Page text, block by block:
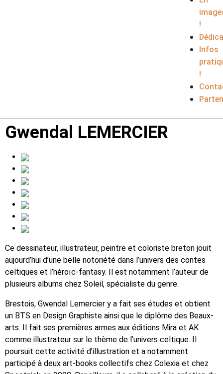
!
Infos
!
Gwendal LEMERCIER
Ce dessinateur, illustrateur, peintre et coloriste breton jouit
aujourd’hui d’une belle notoriété dans l’univers des contes
celtiques et l’héroïc-fantasy. Il est notamment l’auteur de
plusieurs albums chez Soleil, spécialiste du genre.
Brestois, Gwendal Lemercier y a fait ses études et obtient
un BTS en Design Graphiste ainsi que le diplôme des Beaux-
arts. Il fait ses premières armes aux éditions Mira et AK
comme illustrateur sur le thème de l’univers celtique. Il
poursuit cette activité d’illustration et a notamment
participé à deux art-books collectifs chez Colexia et chez